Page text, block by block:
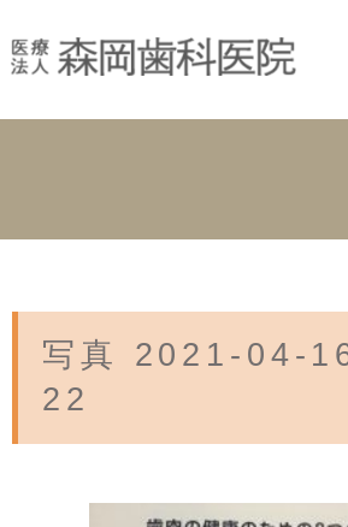
写真 2021-04-
22